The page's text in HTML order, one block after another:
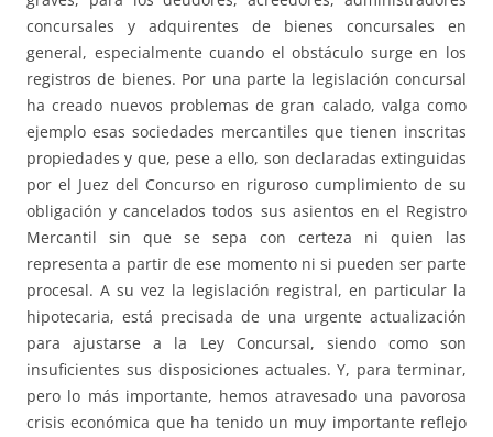
concursales y adquirentes de bienes concursales en
general, especialmente cuando el obstáculo surge en los
registros de bienes. Por una parte la legislación concursal
ha creado nuevos problemas de gran calado, valga como
ejemplo esas sociedades mercantiles que tienen inscritas
propiedades y que, pese a ello, son declaradas extinguidas
por el Juez del Concurso en riguroso cumplimiento de su
obligación y cancelados todos sus asientos en el Registro
Mercantil sin que se sepa con certeza ni quien las
representa a partir de ese momento ni si pueden ser parte
procesal. A su vez la legislación registral, en particular la
hipotecaria, está precisada de una urgente actualización
para ajustarse a la Ley Concursal, siendo como son
insuficientes sus disposiciones actuales. Y, para terminar,
pero lo más importante, hemos atravesado una pavorosa
crisis económica que ha tenido un muy importante reflejo